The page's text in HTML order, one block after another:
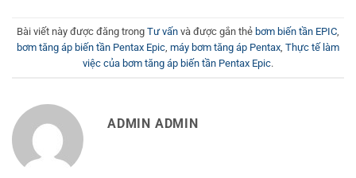
Bài viết này được đăng trong Tư vấn và được gắn thẻ bơm biến tần EPIC
bơm tăng áp biến tần Pentax Epic máy bơm tăng áp Pentax Thực tế làm
việc của bơm tăng áp biến tần Pentax Epic.
ADMIN ADMIN